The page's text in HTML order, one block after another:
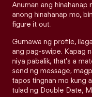
Anuman ang hinahanap
anong hinahanap mo,
figure it out.
Gumawa ng profile,
ang pag-swipe. Kapag
niya pabalik, that's a
send ng message,
tapos tingnan mo kung
tulad ng Double Date,